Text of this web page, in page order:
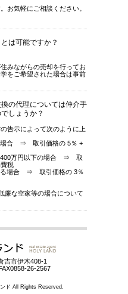
お気軽にご相談ください。
は可能ですか？
みながらの売却を行ってお
をご希望された場合は事前
の代理については仲介手
しょうか？
告示によって次のように上
場合 ⇒ 取引価格の 5％ +
400万円以下の場合 ⇒ 取
税
る場合 ⇒ 取引価格の 3％
廉な空家等の場合について
吉市伊木408-1
26-2567
ド All Rights Reserved.